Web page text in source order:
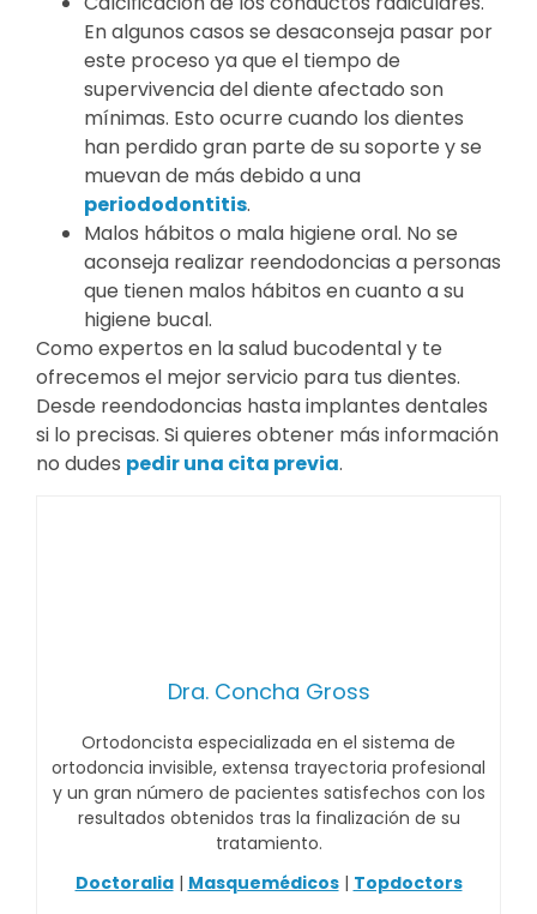
En algunos casos se desaconseja pasar por
este proceso ya que el tiempo de
supervivencia del diente afectado son
mínimas. Esto ocurre cuando los dientes
han perdido gran parte de su soporte y se
muevan de más debido a una
periododontitis.
Malos hábitos o mala higiene oral. No se
aconseja realizar reendodoncias a personas
que tienen malos hábitos en cuanto a su
higiene bucal.
Como expertos en la salud bucodental y te
ofrecemos el mejor servicio para tus dientes.
Desde reendodoncias hasta implantes dentales
si lo precisas. Si quieres obtener más información
no dudes pedir una cita previa.
Dra. Concha Gross
Ortodoncista especializada en el sistema de
ortodoncia invisible, extensa trayectoria profesional
y un gran número de pacientes satisfechos con los
resultados obtenidos tras la finalización de su
tratamiento.
Doctoralia| Masquemédicos| Topdoctors